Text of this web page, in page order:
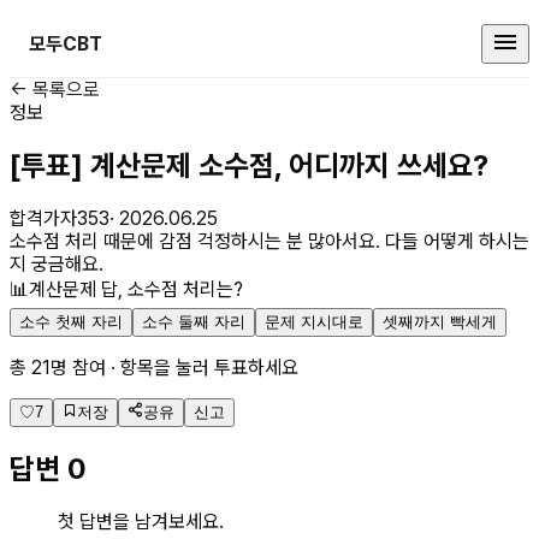
모두CBT
산업안전기사 커뮤니티
← 목록으로
정보
[투표] 계산문제 소수점, 어디까지 쓰세요?
합격가자353· 2026.06.25
소수점 처리 때문에 감점 걱정하시는 분 많아서요. 다들 어떻게 하시는
지 궁금해요.
📊계산문제 답, 소수점 처리는?
소수 첫째 자리 소수 둘째 자리 문제 지시대로 셋째까지 빡세게
총 21명 참여 · 항목을 눌러 투표하세요
♡7 저장 공유 신고
답변 0
첫 답변을 남겨보세요.